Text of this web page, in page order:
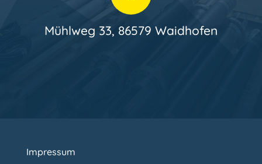
Mühlweg 33, 86579 Waidhofen
Impressum